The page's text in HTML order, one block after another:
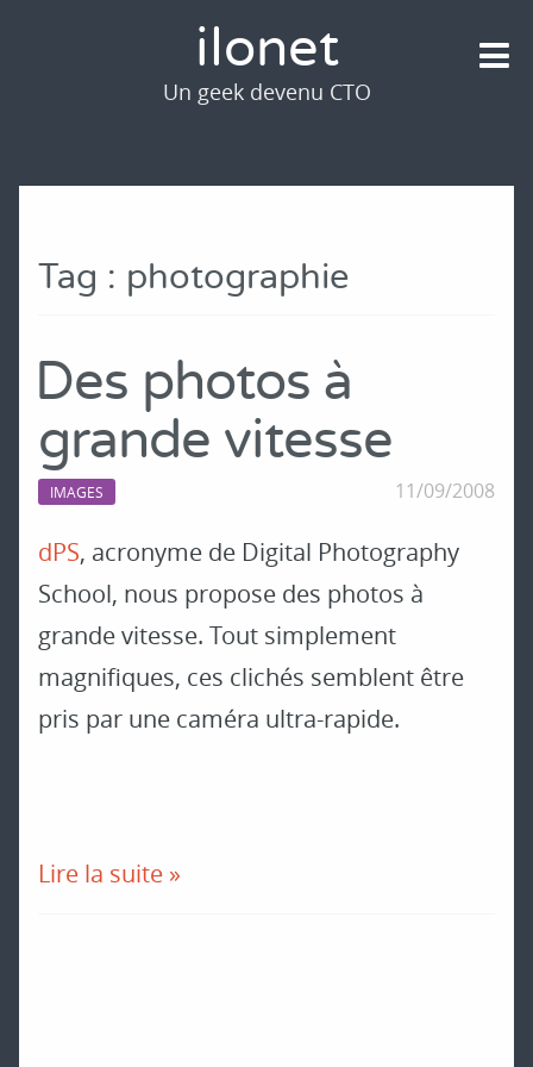
Tag : photographie
Des photos à
grande vitesse
IMAGES 11/09/2008
dPS, acronyme de Digital Photography
School, nous propose des photos à
grande vitesse. Tout simplement
magnifiques, ces clichés semblent être
pris par une caméra ultra-rapide.
Lire la suite »
ilonet
Un geek devenu CTO